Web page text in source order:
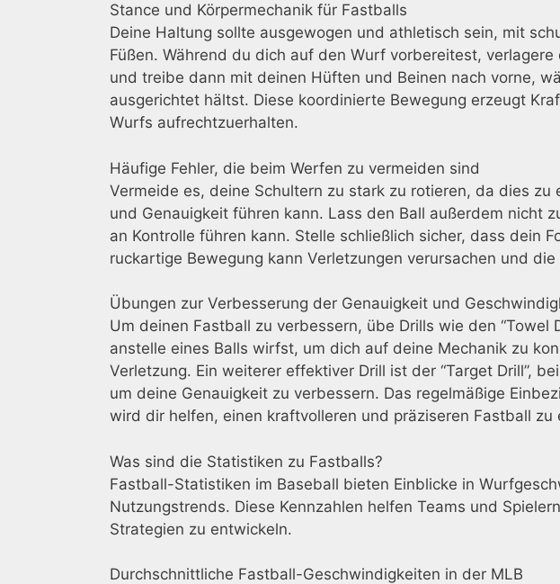
Stance und Körpermechanik für Fastballs
Deine Haltung sollte ausgewogen und athletisch sein, mit
Füßen. Während du dich auf den Wurf vorbereitest,
und treibe dann mit deinen Hüften und Beinen nach vorne,
ausgerichtet hältst. Diese koordinierte Bewegung erzeugt
Wurfs aufrechtzuerhalten.
Häufige Fehler, die beim Werfen zu vermeiden sind
Vermeide es, deine Schultern zu stark zu rotieren, da dies zu
und Genauigkeit führen kann. Lass den Ball außerdem nicht
an Kontrolle führen kann. Stelle schließlich sicher, dass dein
ruckartige Bewegung kann Verletzungen verursachen und
Übungen zur Verbesserung der Genauigkeit und
Um deinen Fastball zu verbessern, übe Drills wie den “Towel
anstelle eines Balls wirfst, um dich auf deine Mechanik zu
Verletzung. Ein weiterer effektiver Drill ist der “Target Drill”,
um deine Genauigkeit zu verbessern. Das regelmäßige
wird dir helfen, einen kraftvolleren und präziseren Fastball zu
Was sind die Statistiken zu Fastballs?
Fastball-Statistiken im Baseball bieten Einblicke in
Nutzungstrends. Diese Kennzahlen helfen Teams und
Strategien zu entwickeln.
Durchschnittliche Fastball-Geschwindigkeiten in der MLB